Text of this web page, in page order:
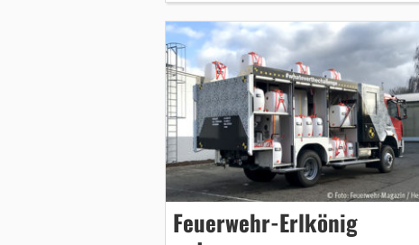
Feuerwehr-Erlkönig